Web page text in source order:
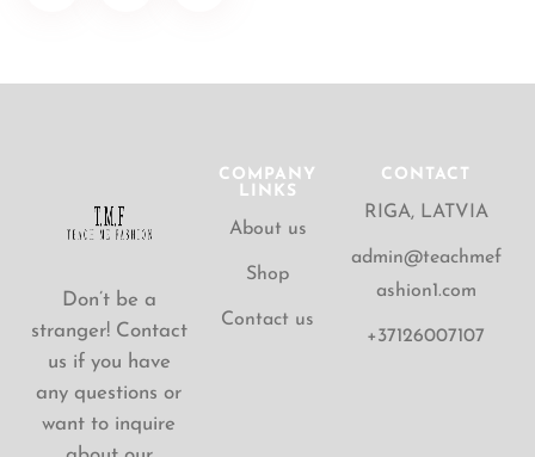
Don’t be a
stranger! Contact
us if you have
any questions or
want to inquire
COMPANY
LINKS
About us
Shop
Contact us
CONTACT
RIGA, LATVIA
admin@teachmef
ashion1.com
+37126007107